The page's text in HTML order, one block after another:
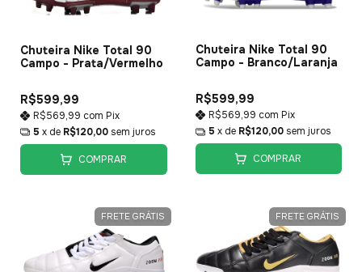
Chuteira Nike Total 90
Campo - Prata/Vermelho
R$599,99
R$569,99 com Pix
5 x de R$120,00 sem juros
COMPRAR
Chuteira Nike Total 90
Campo - Branco/Laranja
R$599,99
R$569,99 com Pix
5 x de R$120,00 sem juros
COMPRAR
FRETE GRÁTIS FRETE GRÁTIS